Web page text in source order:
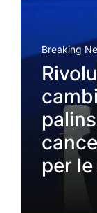
Breaking
per